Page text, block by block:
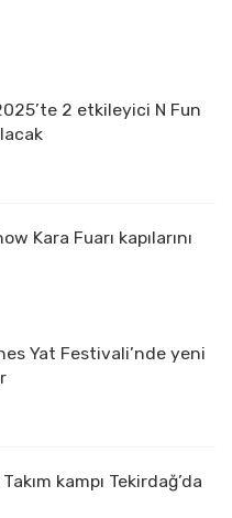
2 etkileyici N Fun
Kara Fuarı kapılarını
Yat Festivali’nde yeni
kampı Tekirdağ’da